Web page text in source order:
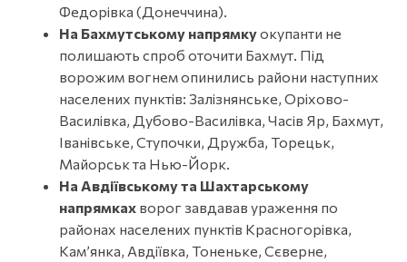
Федорівка (Донеччина).
На Бахмутському напрямкуокупанти не
полишають спроб оточити Бахмут. Під
ворожим вогнем опинились райони наступних
населених пунктів: Залізнянське, Оріхово-
Василівка, Дубово-Василівка, Часів Яр, Бахмут,
Іванівське, Ступочки, Дружба, Торецьк,
Майорськ та Нью-Йорк.
На Авдіївському та Шахтарському
напрямках ворог завдавав ураження по
районах населених пунктів Красногорівка,
Кам’янка, Авдіївка, Тоненьке, Сєверне,